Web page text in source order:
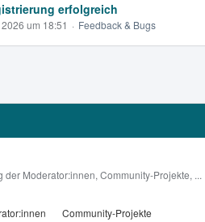
erfolgreich
um 18:51 Feedback & Bugs
der Moderator:innen, Community-Projekte, ...
Community-Projekte